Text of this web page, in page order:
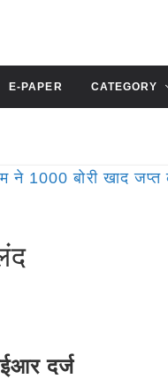
E-PAPER CATEGORY
दर्ज